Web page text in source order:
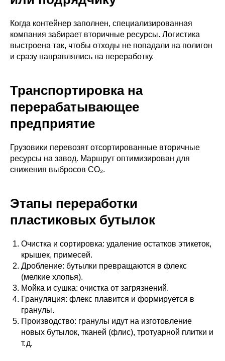
Когда контейнер заполнен, специализированная
компания забирает вторичные ресурсы. Логистика
выстроена так, чтобы отходы не попадали на полигон
и сразу направлялись на переработку.
Транспортировка на
перерабатывающее
предприятие
Грузовики перевозят отсортированные вторичные
ресурсы на завод. Маршрут оптимизирован для
снижения выбросов CO₂.
Этапы переработки
пластиковых бутылок
Очистка и сортировка: удаление остатков этикеток,
крышек, примесей.
Дробление: бутылки превращаются в флекс
(мелкие хлопья).
Мойка и сушка: очистка от загрязнений.
Грануляция: флекс плавится и формируется в
гранулы.
Производство: гранулы идут на изготовление
новых бутылок, тканей (флис), тротуарной плитки и
т. д.